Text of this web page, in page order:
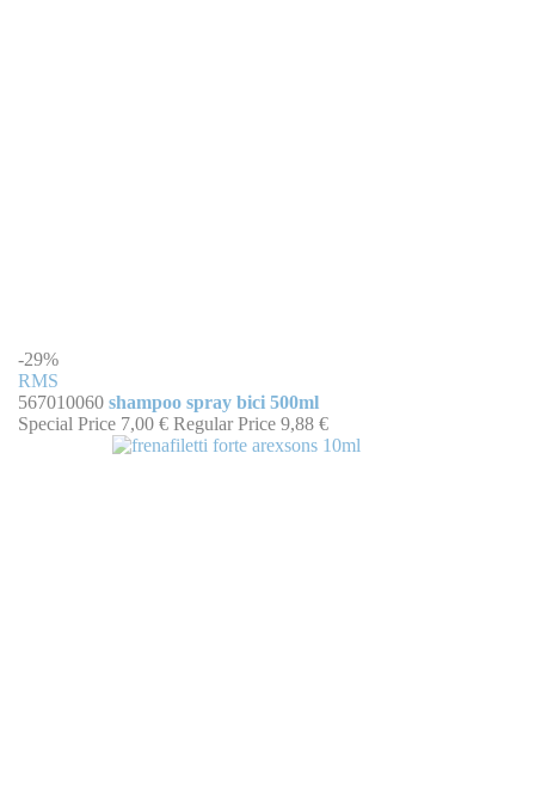
-29%
RMS
567010060 shampoo spray bici 500ml
Special Price 7,00 € Regular Price 9,88 €